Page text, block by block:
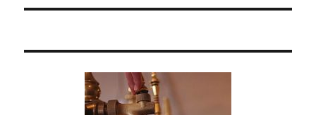
シ
投